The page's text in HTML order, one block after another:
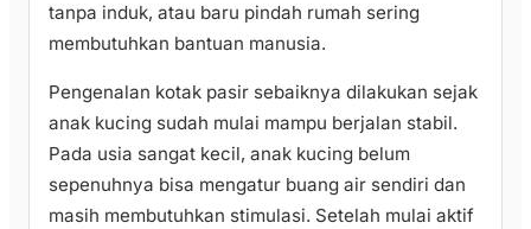
tanpa induk, atau baru pindah rumah sering
membutuhkan bantuan manusia.
Pengenalan kotak pasir sebaiknya dilakukan sejak
anak kucing sudah mulai mampu berjalan stabil.
Pada usia sangat kecil, anak kucing belum
sepenuhnya bisa mengatur buang air sendiri dan
masih membutuhkan stimulasi. Setelah mulai aktif